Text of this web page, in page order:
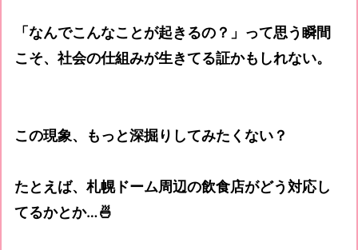
「なんでこんなことが起きるの？」って思う瞬間
こそ、社会の仕組みが生きてる証かもしれない。
この現象、もっと深掘りしてみたくない？
たとえば、札幌ドーム周辺の飲食店がどう対応し
てるかとか…🍜